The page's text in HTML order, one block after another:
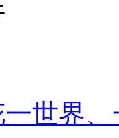
一世界